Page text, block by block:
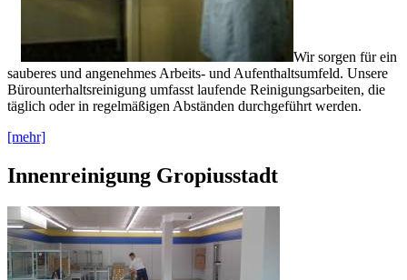
Wir sorgen für ein
sauberes und angenehmes Arbeits- und Aufenthaltsumfeld. Unsere
Bürounterhaltsreinigung umfasst laufende Reinigungsarbeiten, die
täglich oder in regelmäßigen Abständen durchgeführt werden.
[mehr]
Innenreinigung Gropiusstadt